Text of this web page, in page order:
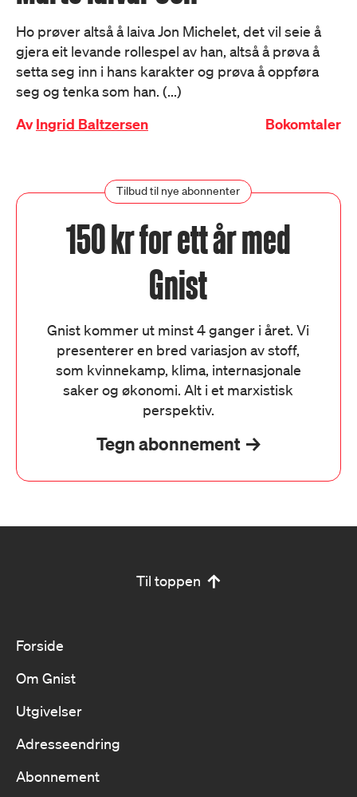
Ho prøver altså å laiva Jon Michelet, det vil seie å
gjera eit levande rollespel av han, altså å prøva å
setta seg inn i hans karakter og prøva å oppføra
seg og tenka som han. (...)
AvIngrid Baltzersen Bokomtaler
Tilbud til nye abonnenter
150 kr for ett år med
Gnist
Gnist kommer ut minst 4 ganger i året. Vi
presenterer en bred variasjon av stoff,
som kvinnekamp, klima, internasjonale
saker og økonomi. Alt i et marxistisk
perspektiv.
Tegn abonnement
Til toppen
Forside
Om Gnist
Utgivelser
Adresseendring
Abonnement